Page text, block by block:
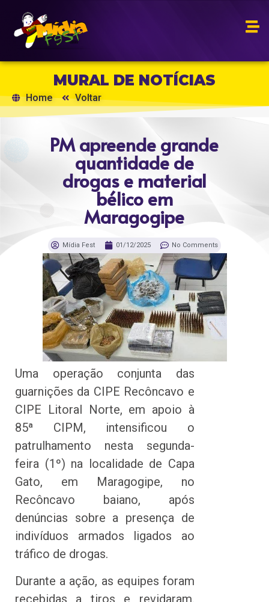
MURAL DE NOTÍCIAS
Home Voltar
PM apreende grande
quantidade de
drogas e material
bélico em
Maragogipe
Mídia Fest 01/12/2025 No Comments
Uma operação conjunta das
guarnições da CIPE Recôncavo e
CIPE Litoral Norte, em apoio à
85ª CIPM, intensificou o
patrulhamento nesta segunda-
feira (1º) na localidade de Capa
Gato, em Maragogipe, no
Recôncavo baiano, após
denúncias sobre a presença de
indivíduos armados ligados ao
tráfico de drogas.
Durante a ação, as equipes foram
recebidas a tiros e revidaram,